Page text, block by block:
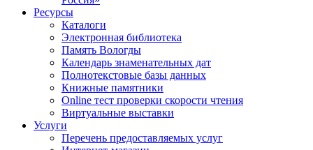
Ресурсы
Каталоги
Электронная библиотека
Память Вологды
Календарь знаменательных дат
Полнотекстовые базы данных
Книжные памятники
Online тест проверки скорости чтения
Виртуальные выставки
Услуги
Перечень предоставляемых услуг